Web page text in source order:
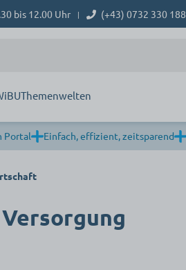
bis 12.00 Uhr | (+43) 0732 330 188
Themenwelten
Portal Einfach, effizient, zeitsparend